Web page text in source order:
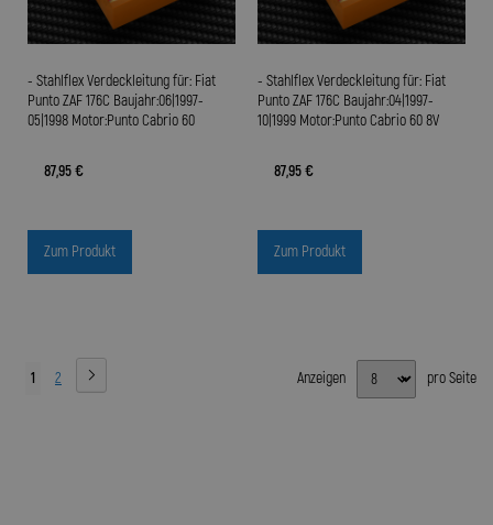
- Stahlflex Verdeckleitung für: Fiat
Punto ZAF 176C Baujahr:06|1997-
05|1998 Motor:Punto Cabrio 60
87,95 €
Zum Produkt
- Stahlflex Verdeckleitung für: Fiat
Punto ZAF 176C Baujahr:04|1997-
10|1999 Motor:Punto Cabrio 60 8V
87,95 €
Zum Produkt
1 2 Anzeigen pro Seite